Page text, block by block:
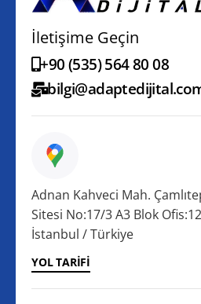
İletişime Geçin
+90 (535) 564 80 08
Adnan Kahveci Mah.
Sitesi No:17/3 A3 Blok
İstanbul / Türkiye
YOL TARIFI